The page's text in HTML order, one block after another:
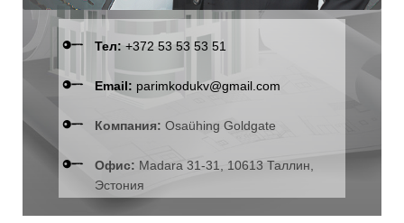
Тел: +372 53 53 53 51
Email: parimkodukv@gmail.com
Компания: Osaühing Goldgate
Офис: Madara 31-31, 10613 Таллин,
Эстония